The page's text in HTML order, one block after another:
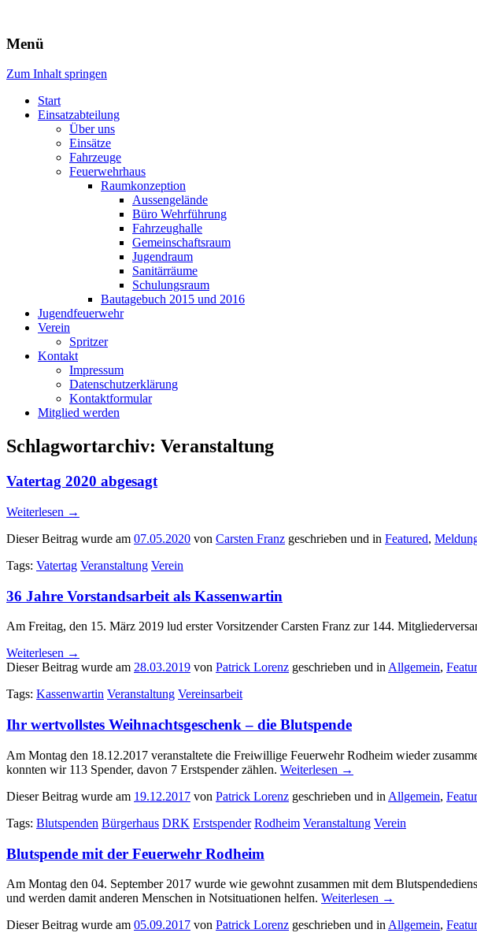
Freiwillige Feuerwehr Rodheim v.d.H.
Menü
Zum Inhalt springen
Start
Einsatzabteilung
Über uns
Einsätze
Fahrzeuge
Feuerwehrhaus
Raumkonzeption
Aussengelände
Büro Wehrführung
Fahrzeughalle
Gemeinschaftsraum
Jugendraum
Sanitärräume
Schulungsraum
Bautagebuch 2015 und 2016
Jugendfeuerwehr
Verein
Spritzer
Kontakt
Impressum
Datenschutzerklärung
Kontaktformular
Mitglied werden
Schlagwortarchiv: Veranstaltung
Vatertag 2020 abgesagt
Weiterlesen →
Dieser Beitrag wurde am 07.05.2020 von Carsten Franz geschrieben und in Featured,
Tags: Vatertag Veranstaltung Verein
36 Jahre Vorstandsarbeit als Kassenwartin
Am Freitag, den 15. März 2019 lud erster Vorsitzender Carsten Franz zur 144.
Weiterlesen →
Dieser Beitrag wurde am 28.03.2019 von Patrick Lorenz geschrieben und inAllgemein,
Tags: Kassenwartin Veranstaltung Vereinsarbeit
Ihr wertvollstes Weihnachtsgeschenk – die Blutspende
Am Montag den 18.12.2017 veranstaltete die Freiwillige FeuerwehrRodheim wieder
konnten wir 113 Spender, davon 7 Erstspender zählen. Weiterlesen →
Dieser Beitrag wurde am 19.12.2017 von Patrick Lorenz geschrieben und in Allgemein,
Tags: Blutspenden Bürgerhaus DRK Erstspender Rodheim Veranstaltung Verein
Blutspende mit der Feuerwehr Rodheim
Am Montag den 04. September 2017 wurde wie gewohnt zusammen mit dem
und werden damit anderen Menschen in Notsituationen helfen. Weiterlesen →
Dieser Beitrag wurde am 05.09.2017 von Patrick Lorenz geschrieben und in Allgemein,